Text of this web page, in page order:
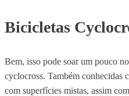
Bicicletas
Bem, isso pode soar um pouco
cyclocross. Também conhecidas
com superfícies mistas, assim